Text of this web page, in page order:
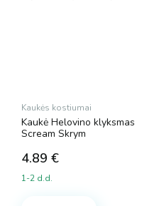
Kaukės kostiumai
Kaukė Helovino klyksmas
Scream Skrym
4.89 €
1-2 d.d.